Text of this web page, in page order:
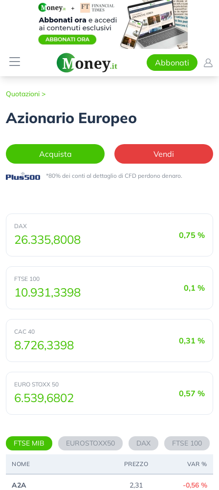
Abbonati
Quotazioni >
Azionario Europeo
Acquista Vendi
*80% dei conti al dettaglio di CFD perdono denaro.
DAX
26.335,8008 0,75 %
FTSE 100
10.931,3398 0,1 %
CAC 40
8.726,3398 0,31 %
EURO STOXX 50
6.539,6802 0,57 %
FTSE MIB EUROSTOXX50 DAX FTSE 100
NOME PREZZO VAR %
A2A 2,31 -0,56 %